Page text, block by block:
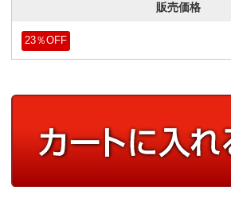
販売価格
23％OFF